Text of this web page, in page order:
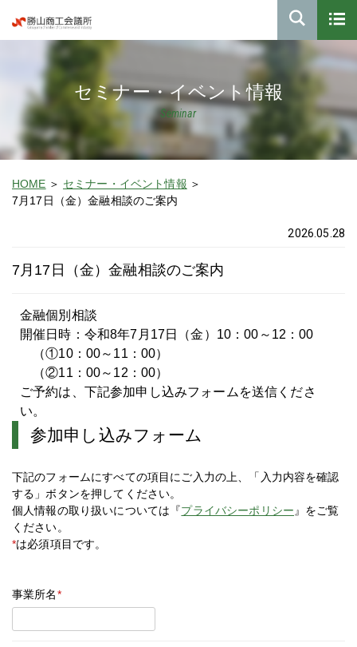
セミナー・イベント情報
Seminar
HOME
セミナー・イベント情報
7月17日（金）金融相談のご案内
2026.05.28
7月17日（金）金融相談のご案内
金融個別相談
開催日時：令和8年7月17日（金）10：00～12：00
（①10：00～11：00）
（②11：00～12：00）
ご予約は、下記参加申し込みフォームを送信くださ
い。
参加申し込みフォーム
下記のフォームにすべての項目にご入力の上、「入力内容を確認
する」ボタンを押してください。
個人情報の取り扱いについては『プライバシーポリシー 』をご覧
ください。
*は必須項目です。
事業所名*